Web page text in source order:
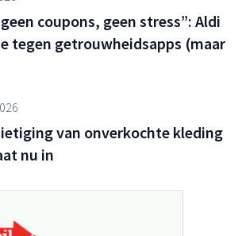
coupons, geen stress”: Aldi
tegen getrouwheidsapps (maar
van onverkochte kleding
nu in